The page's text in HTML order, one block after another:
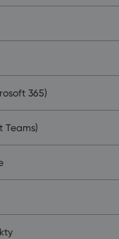
365)
Teams)